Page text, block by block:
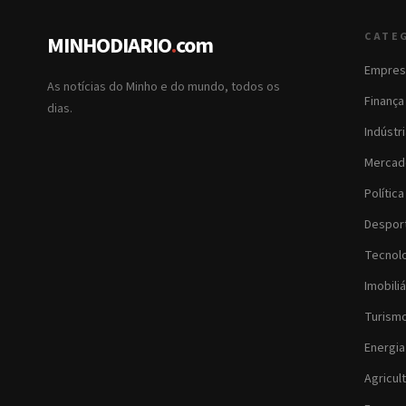
MINHODIARIO.com
As notícias do Minho e do mundo, todos os
dias.
Finança
Política
Energia